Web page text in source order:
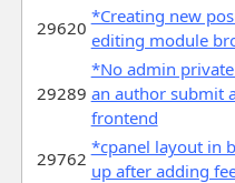
29620
*Creating new
editing module
29289
*No admin
an author submit
frontend
29762
*cpanel layout in
up after adding